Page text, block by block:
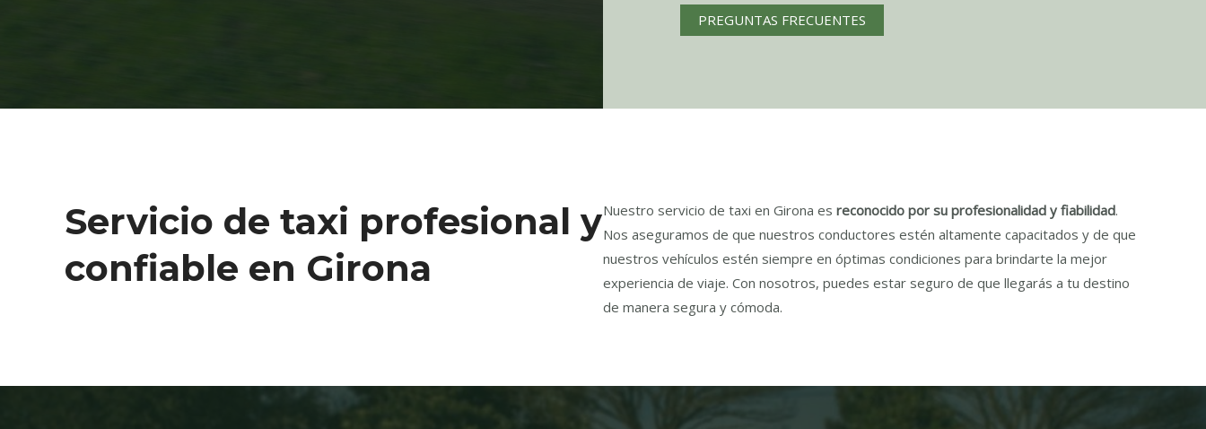
PREGUNTAS FRECUENTES
Servicio de taxi profesional y
confiable en Girona
Nuestro servicio de taxi en Girona es reconocido por su profesionalidad y fiabilidad.
Nos aseguramos de que nuestros conductores estén altamente capacitados y de que
nuestros vehículos estén siempre en óptimas condiciones para brindarte la mejor
experiencia de viaje. Con nosotros, puedes estar seguro de que llegarás a tu destino
de manera segura y cómoda.